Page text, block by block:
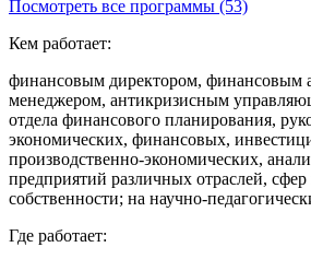
Посмотреть все программы (53)
Кем работает:
финансовым директором, финансовым
менеджером, антикризисным
отдела финансового планирования,
экономических, финансовых,
производственно-экономических,
предприятий различных отраслей,
собственности; на научно-
Где работает: